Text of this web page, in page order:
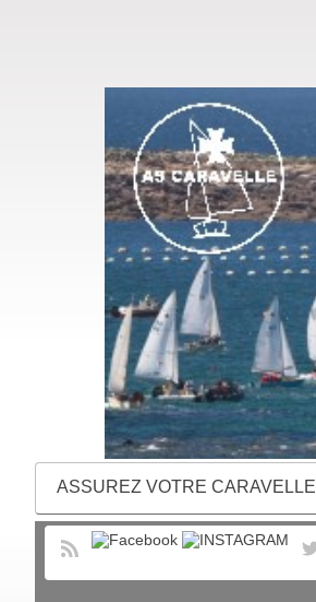
ASSUREZ VOTRE CARAVELLE